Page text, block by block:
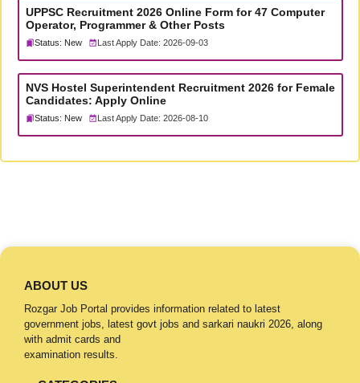
UPPSC Recruitment 2026 Online Form for 47 Computer
Operator, Programmer & Other Posts
Status: New Last Apply Date: 2026-09-03
NVS Hostel Superintendent Recruitment 2026 for Female
Candidates: Apply Online
Status: New Last Apply Date: 2026-08-10
ABOUT US
Rozgar Job Portal provides information related to latest
government jobs, latest govt jobs and sarkari naukri 2026, along
with admit cards and
examination results.